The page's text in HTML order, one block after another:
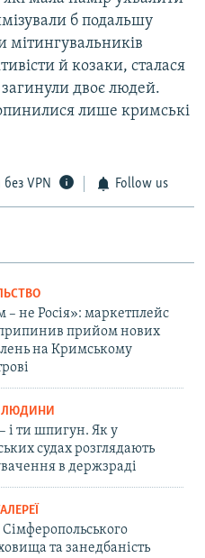
б подальшу
мітингувальників
й козаки, сталася
загинули двоє людей.
лише кримські
VPN Follow us
– не Росія»: маркетплейс
прийом нових
на Кримському
ЛЮДИНИ
і ти шпигун. Як у
судах розглядають
в держзраді
та занедбаність